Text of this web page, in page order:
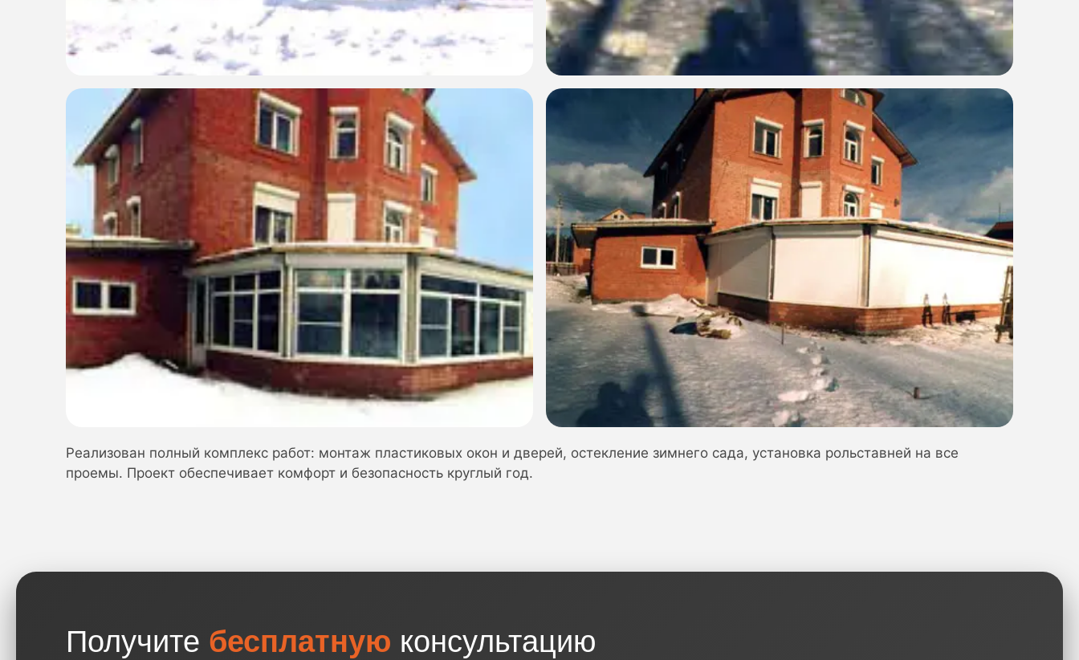
Реализован полный комплекс работ: монтаж пластиковых окон и дверей, остекление зимнего сада, установка рольставней на все
проемы. Проект обеспечивает комфорт и безопасность круглый год.
Получите бесплатную консультацию